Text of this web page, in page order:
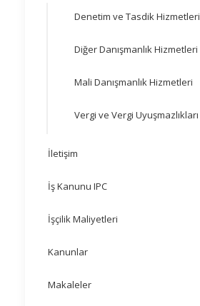
Denetim ve Tasdik Hizmetleri
Diğer Danışmanlık Hizmetleri
Mali Danışmanlık Hizmetleri
Vergi ve Vergi Uyuşmazlıkları
İletişim
İş Kanunu IPC
İşçilik Maliyetleri
Kanunlar
Makaleler